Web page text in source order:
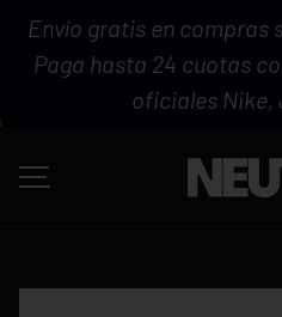
IR AL CONTENIDO
Envío gratis en compras
Paga hasta 24 cuotas
oficiales Nike,